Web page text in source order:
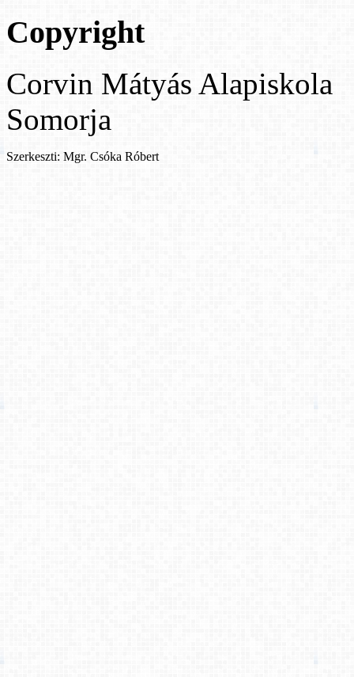
Copyright
Corvin Mátyás Alapiskola
Somorja
Szerkeszti: Mgr. Csóka Róbert